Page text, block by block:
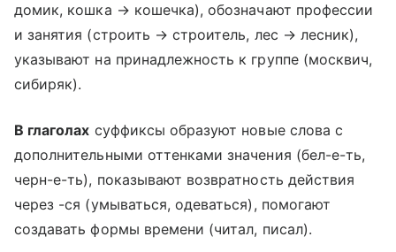
домик, кошка → кошечка), обозначают профессии
и занятия (строить → строитель, лес → лесник),
указывают на принадлежность к группе (москвич,
сибиряк).
В глаголах суффиксы образуют новые слова с
дополнительными оттенками значения (бел-е-ть,
черн-е-ть), показывают возвратность действия
через -ся (умываться, одеваться), помогают
создавать формы времени (читал, писал).